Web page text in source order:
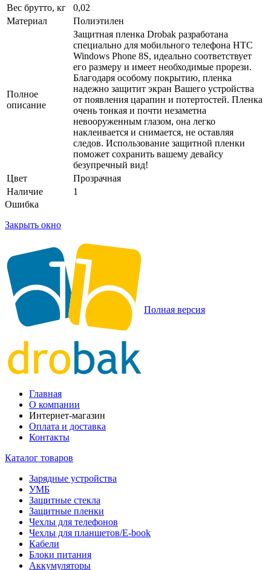
Вес брутто, кг
0,02
Материал
Полиэтилен
Полное
описание
Защитная пленка Drobak разработана
специально для мобильного телефона HTC
Windows Phone 8S, идеально соответствует
его размеру и имеет необходимые прорези.
Благодаря особому покрытию, пленка
надежно защитит экран Вашего устройства
от появления царапин и потертостей. Пленка
очень тонкая и почти незаметна
невооруженным глазом, она легко
наклеивается и снимается, не оставляя
следов. Использование защитной пленки
поможет сохранить вашему девайсу
безупречный вид!
Цвет
Прозрачная
Наличие
1
Ошибка
Закрыть окно
Полная версия
Главная
О компании
Интернет-магазин
Оплата и доставка
Контакты
Каталог товаров
Зарядные устройства
УМБ
Защитные стекла
Защитные пленки
Чехлы для телефонов
Чехлы для планшетов/E-book
Кабели
Блоки питания
Аккумуляторы